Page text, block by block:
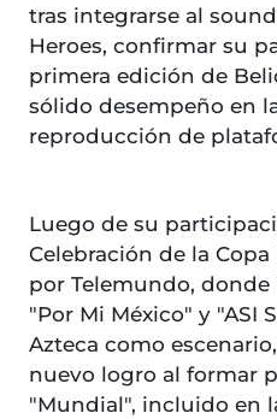
tras integrarse al
Heroes, confirmar su
primera edición de
sólido desempeño en
reproducción de
Luego de su
Celebración de la
por Telemundo,
"Por Mi México" y "ASI
Azteca como
nuevo logro al formar
"Mundial", incluido en